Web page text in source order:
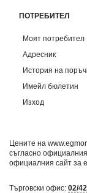
ПОТРЕБИТЕЛ
Моят потребител
Адресник
История на
Имейл бюлетин
Изход
Цените на
съгласно
официалния сайт за
Търговски офис: 02/